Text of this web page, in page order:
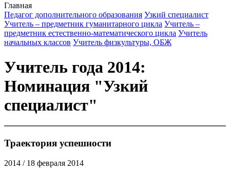
Главная
Педагог дополнительного образования Узкий специалист
Учитель – предметник гуманитарного цикла Учитель –
предметник естественно-математического цикла Учитель
начальных классов Учитель физкультуры, ОБЖ
Учитель года 2014:
Номинация "Узкий
специалист"
Траектория успешности
2014 / 18 февраля 2014